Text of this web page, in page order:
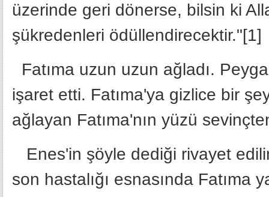
üzerinde geri dönerse, bilsin ki
şükredenleri ödüllendirecektir."[1]
Fatıma uzun uzun ağladı.
işaret etti. Fatıma'ya gizlice bir
ağlayan Fatıma'nın yüzü
Enes'in şöyle dediği rivayet
son hastalığı esnasında Fatıma